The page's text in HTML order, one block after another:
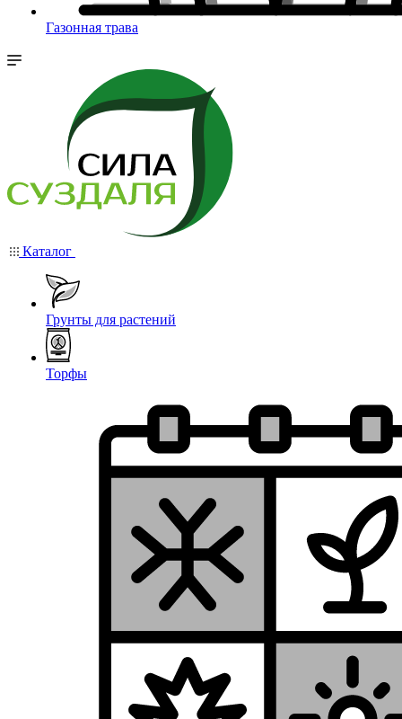
Газонная трава
Каталог
Грунты для растений
Торфы